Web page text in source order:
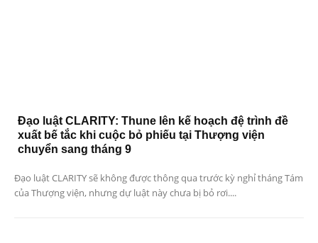
Đạo luật CLARITY: Thune lên kế hoạch đệ trình đề
xuất bế tắc khi cuộc bỏ phiếu tại Thượng viện
chuyển sang tháng 9
Đạo luật CLARITY sẽ không được thông qua trước kỳ nghỉ tháng Tám
của Thượng viện, nhưng dự luật này chưa bị bỏ rơi....